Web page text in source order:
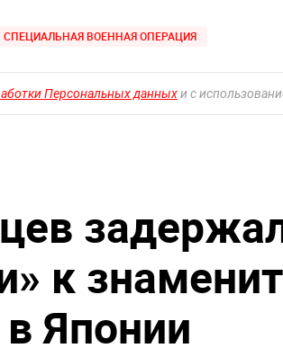
СПЕЦИАЛЬНАЯ ВОЕННАЯ ОПЕРАЦИЯ
Персональных данныхи с
к
Японии